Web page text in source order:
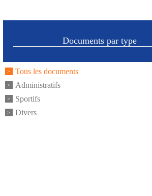
Documents par type
Tous les documents
Administratifs
Sportifs
Divers